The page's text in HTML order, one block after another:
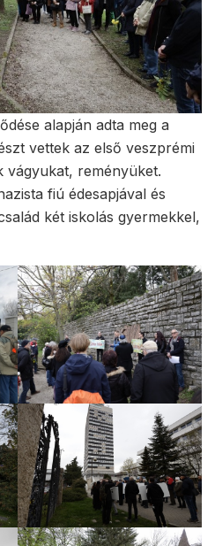
alapján adta meg a
vettek az első veszprémi
vágyukat, reményüket.
fiú édesapjával és
két iskolás gyermekkel,